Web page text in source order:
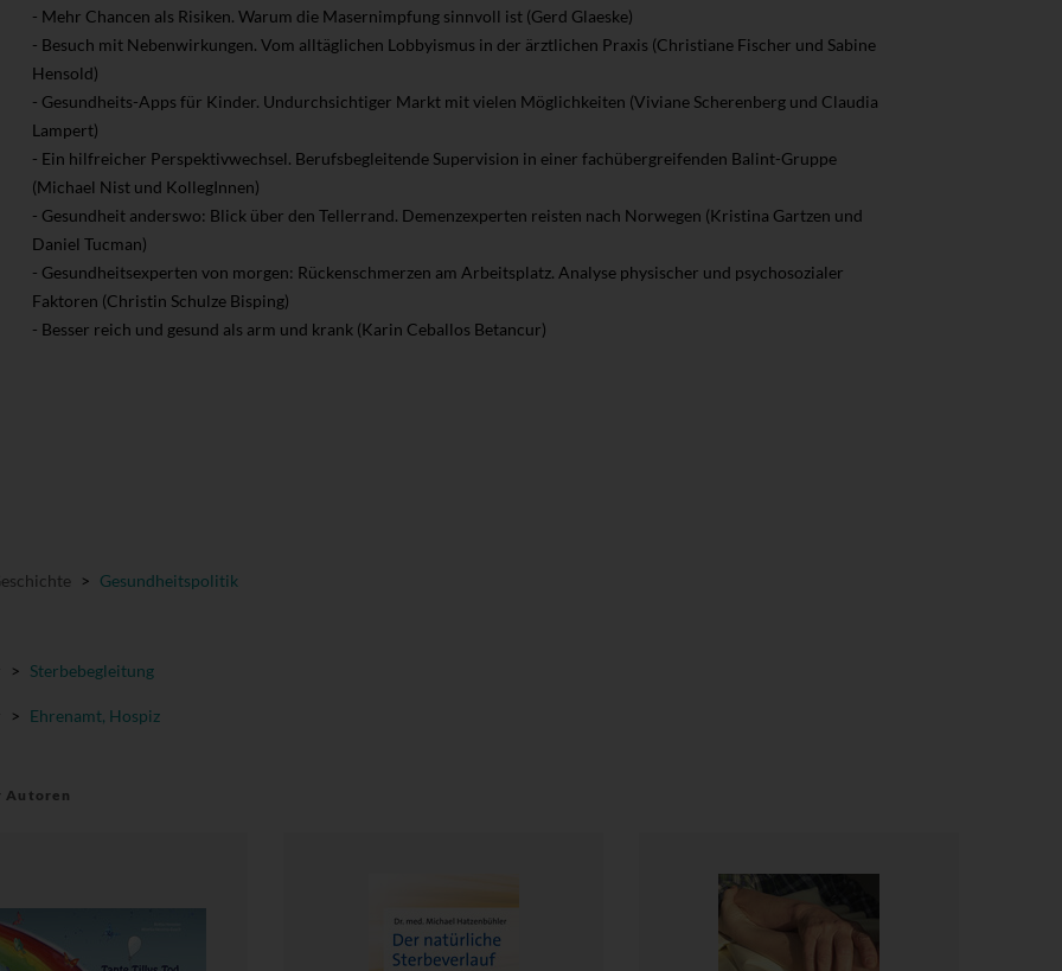
- Mehr Chancen als Risiken. Warum die Masernimpfung sinnvoll ist (Gerd Glaeske)
- Besuch mit Nebenwirkungen. Vom alltäglichen Lobbyismus in der ärztlichen Praxis (Christiane Fischer und Sabine
Hensold)
- Gesundheits-Apps für Kinder. Undurchsichtiger Markt mit vielen Möglichkeiten (Viviane Scherenberg und Claudia
Lampert)
- Ein hilfreicher Perspektivwechsel. Berufsbegleitende Supervision in einer fachübergreifenden Balint-Gruppe
(Michael Nist und KollegInnen)
- Gesundheit anderswo: Blick über den Tellerrand. Demenzexperten reisten nach Norwegen (Kristina Gartzen und
Daniel Tucman)
- Gesundheitsexperten von morgen: Rückenschmerzen am Arbeitsplatz. Analyse physischer und psychosozialer
Faktoren (Christin Schulze Bisping)
- Besser reich und gesund als arm und krank (Karin Ceballos Betancur)
> Gesundheitspolitik
> Sterbebegleitung
> Ehrenamt, Hospiz
Autoren